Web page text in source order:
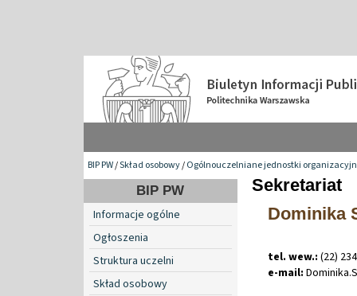
BIP PW/Skład osobowy/Ogólnouczelniane jednostki
BIP PW
Informacje ogólne
Ogłoszenia
Struktura uczelni
Skład osobowy
Sekretariat
Dominika
tel. wew.: (22)
e-mail: Dominika.